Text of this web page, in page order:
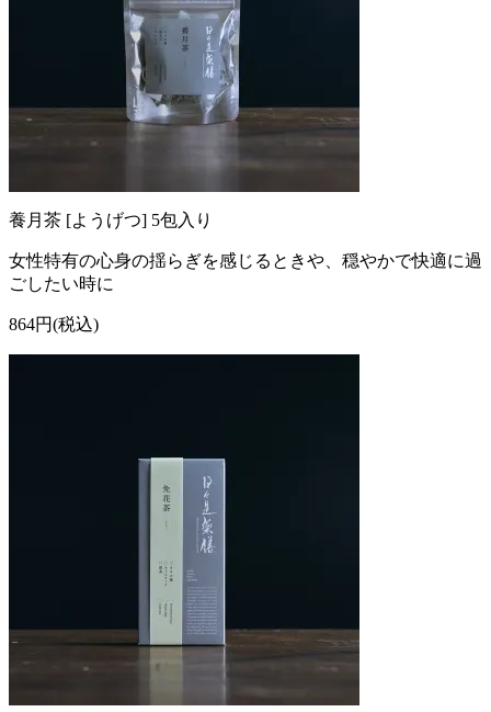
養月茶 [ようげつ] 5包入り
女性特有の心身の揺らぎを感じるときや、穏やかで快適に過
ごしたい時に
864円(税込)